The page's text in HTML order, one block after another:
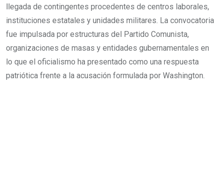
llegada de contingentes procedentes de centros laborales,
instituciones estatales y unidades militares. La convocatoria
fue impulsada por estructuras del Partido Comunista,
organizaciones de masas y entidades gubernamentales en
lo que el oficialismo ha presentado como una respuesta
patriótica frente a la acusación formulada por Washington.